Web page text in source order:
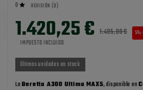
0  REVISIÓN (0)
1.420,25 € 1.495,00 € 5%
IMPUESTO INCLUIDO
Últimas unidades en stock
LaBeretta A300 Ultima MAX5, disponible en